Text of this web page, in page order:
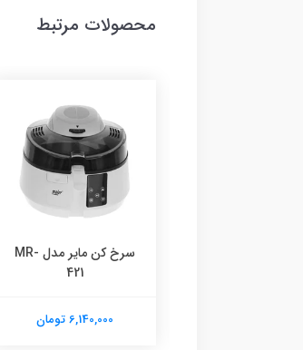
محصولات مرتبط
سرخ کن مایر مدل MR-
421
6,140,000 تومان